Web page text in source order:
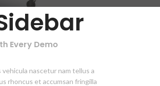
Every Demo
vehicula nascetur nam tellus a
rhoncus et accumsan fringilla